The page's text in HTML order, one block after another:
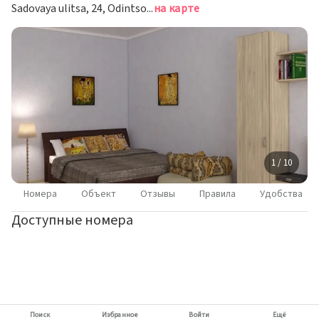
Sadovaya ulitsa, 24, Odintsovo, Russia, Одинцовона карте
1 / 10
Номера Объект Отзывы Правила Удобства
Доступные номера
Поиск Избранное Войти Ещё